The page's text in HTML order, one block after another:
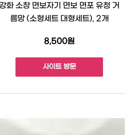
강화 소창 면보자기 면보 면포 유청 거
름망 (소형세트 대형세트), 2개
8,500원
사이트 방문